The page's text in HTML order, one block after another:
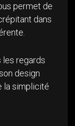
permet de
dans
regards
design
la simplicité